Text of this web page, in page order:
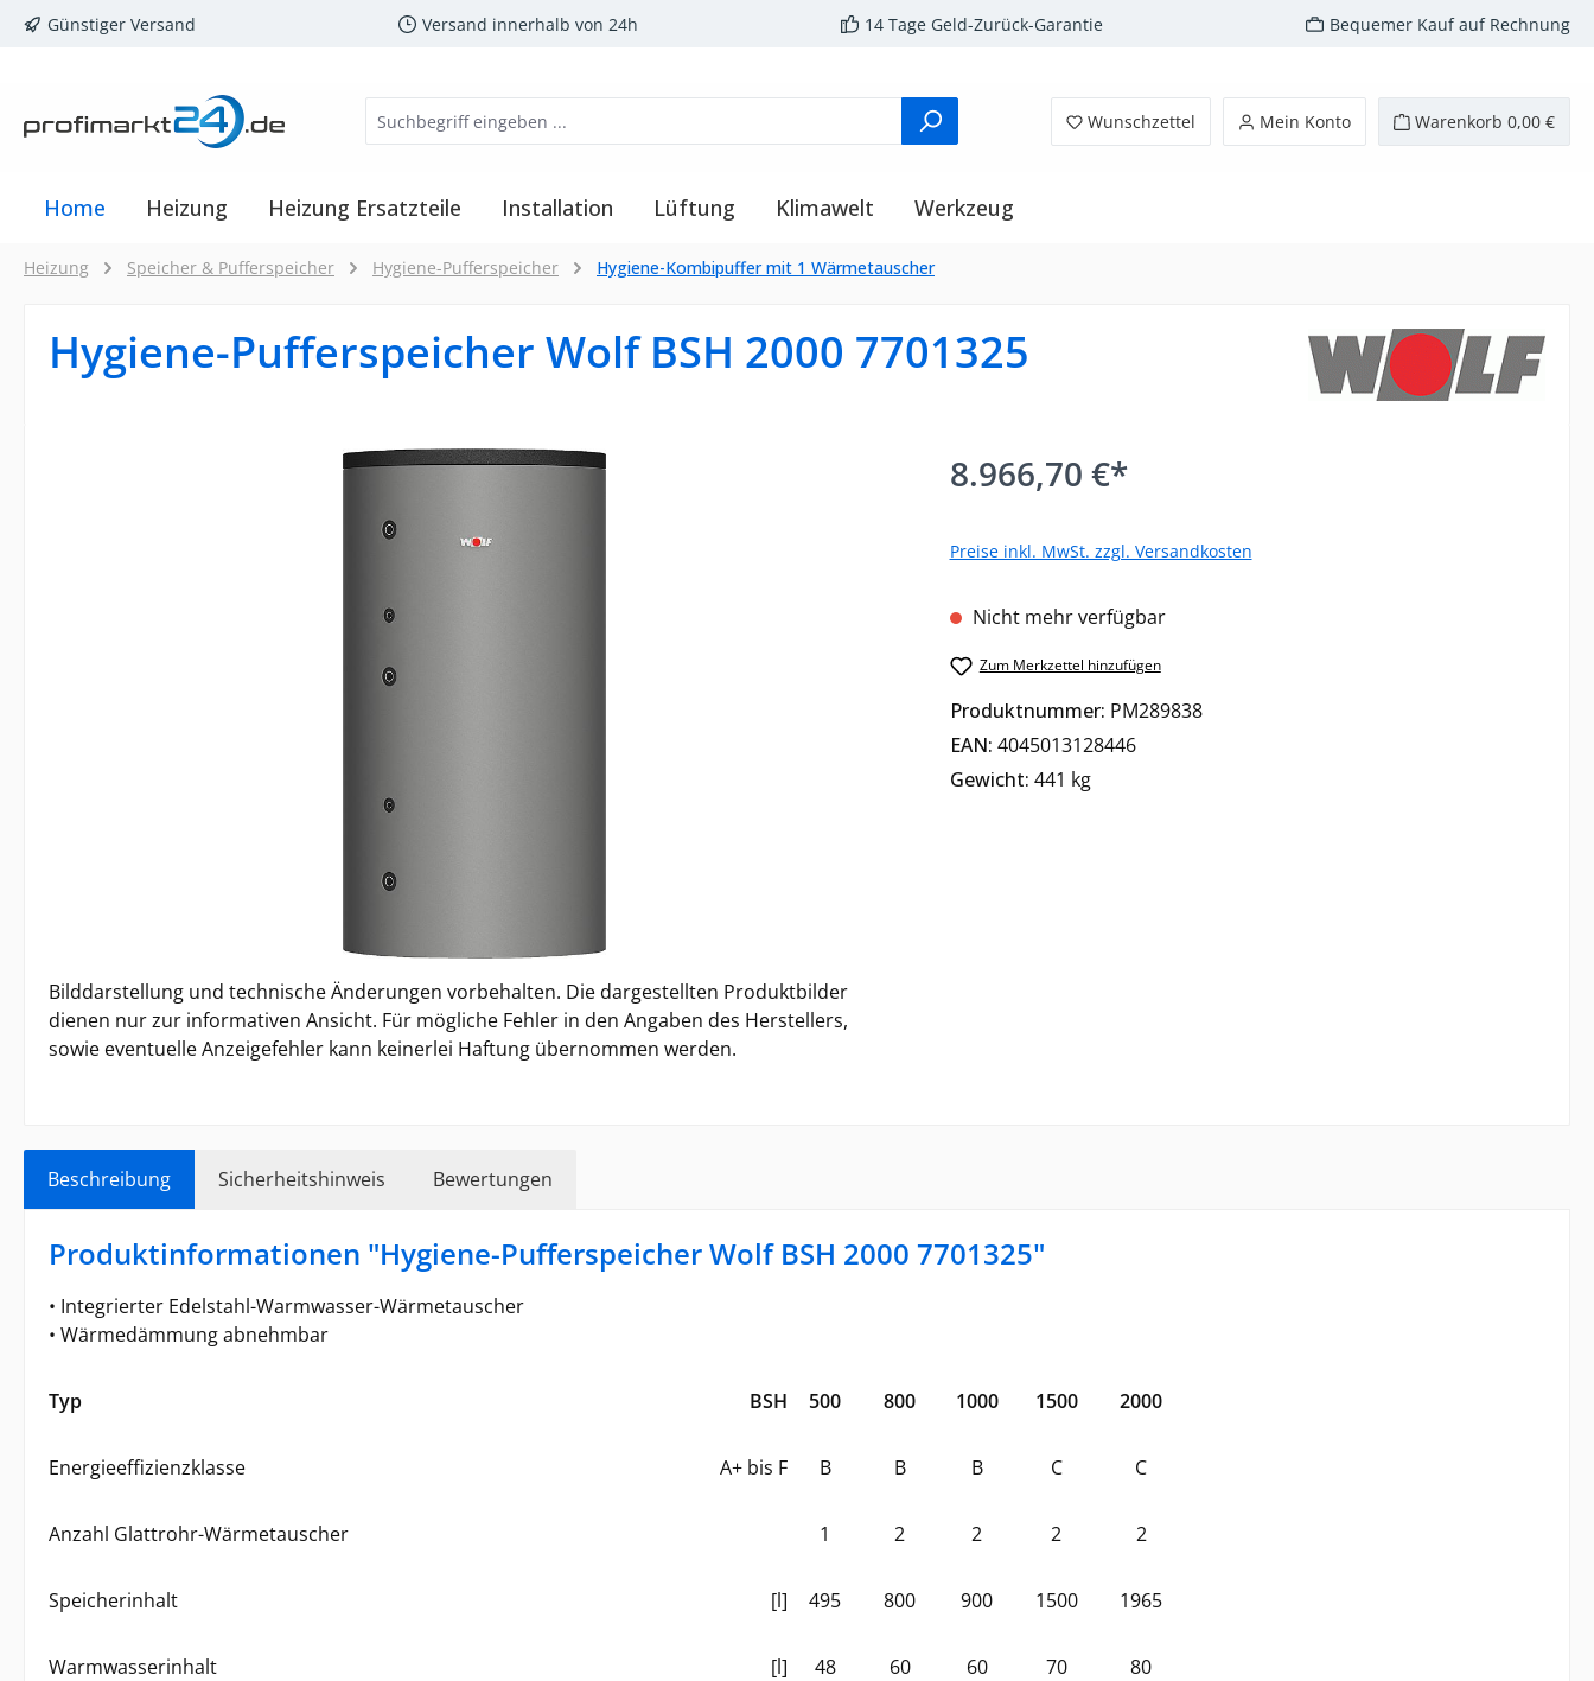
Hauptinhalt springen
Zur Suche springen
Zur Hauptnavigation springen
Günstiger Versand Versand innerhalb von 24h 14 Tage Geld-Zurück-Garantie Bequemer Kauf auf Rechnung
Wunschzettel Mein Konto Warenkorb 0,00 €
Home Heizung Heizung Ersatzteile Installation Lüftung Klimawelt Werkzeug
Heizung Speicher & Pufferspeicher Hygiene-Pufferspeicher Hygiene-Kombipuffer mit 1 Wärmetauscher
Hygiene-Pufferspeicher Wolf BSH 2000 7701325
Bilddarstellung und technische Änderungen vorbehalten. Die dargestellten Produktbilder
dienen nur zur informativen Ansicht. Für mögliche Fehler in den Angaben des Herstellers,
sowie eventuelle Anzeigefehler kann keinerlei Haftung übernommen werden.
8.966,70 €*
Preise inkl. MwSt. zzgl. Versandkosten
Nicht mehr verfügbar
Zum Merkzettel hinzufügen
Produktnummer: PM289838
EAN: 4045013128446
Gewicht: 441 kg
Beschreibung Sicherheitshinweis Bewertungen
Produktinformationen "Hygiene-Pufferspeicher Wolf BSH 2000 7701325"
• Integrierter Edelstahl-Warmwasser-Wärmetauscher
• Wärmedämmung abnehmbar
Typ BSH 500 800 1000 1500 2000
Energieeffizienzklasse A+ bis F B B B C C
Anzahl Glattrohr-Wärmetauscher 1 2 2 2 2
Speicherinhalt [l] 495 800 900 1500 1965
Warmwasserinhalt [l] 48 60 60 70 80